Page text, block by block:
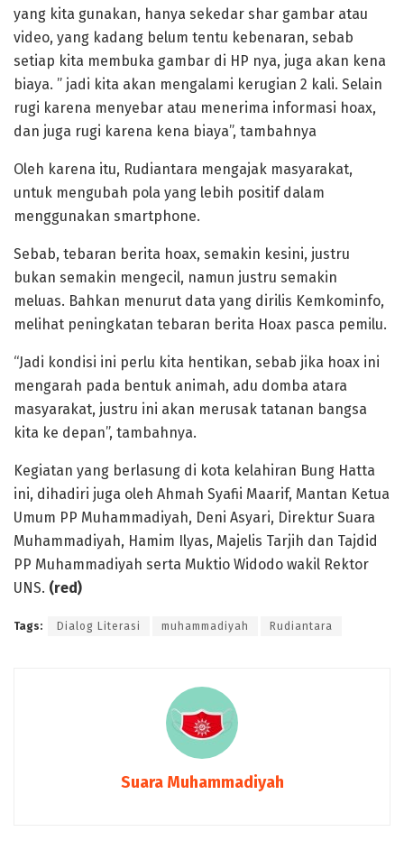
yang kita gunakan, hanya sekedar shar gambar atau
video, yang kadang belum tentu kebenaran, sebab
setiap kita membuka gambar di HP nya, juga akan kena
biaya. ” jadi kita akan mengalami kerugian 2 kali. Selain
rugi karena menyebar atau menerima informasi hoax,
dan juga rugi karena kena biaya”, tambahnya
Oleh karena itu, Rudiantara mengajak masyarakat,
untuk mengubah pola yang lebih positif dalam
menggunakan smartphone.
Sebab, tebaran berita hoax, semakin kesini, justru
bukan semakin mengecil, namun justru semakin
meluas. Bahkan menurut data yang dirilis Kemkominfo,
melihat peningkatan tebaran berita Hoax pasca pemilu.
“Jadi kondisi ini perlu kita hentikan, sebab jika hoax ini
mengarah pada bentuk animah, adu domba atara
masyarakat, justru ini akan merusak tatanan bangsa
kita ke depan”, tambahnya.
Kegiatan yang berlasung di kota kelahiran Bung Hatta
ini, dihadiri juga oleh Ahmah Syafii Maarif, Mantan Ketua
Umum PP Muhammadiyah, Deni Asyari, Direktur Suara
Muhammadiyah, Hamim Ilyas, Majelis Tarjih dan Tajdid
PP Muhammadiyah serta Muktio Widodo wakil Rektor
UNS. (red)
Tags: Dialog Literasi muhammadiyah Rudiantara
Suara Muhammadiyah